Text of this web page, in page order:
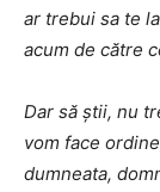
ar trebui sa te
acum de către
Dar să știi, nu
vom face
dumneata,